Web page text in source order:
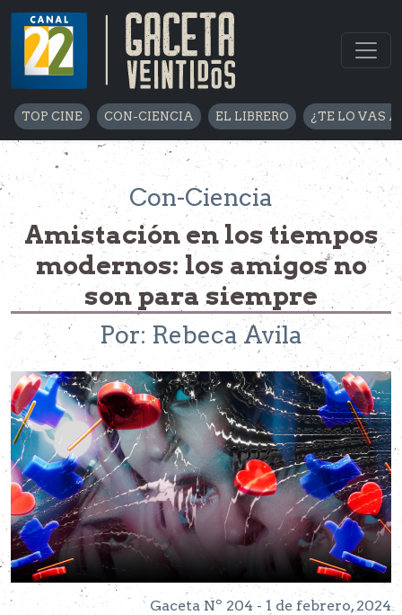
TOP CINE CON-CIENCIA EL LIBRERO ¿TE LO VAS A
Con-Ciencia
Amistación en los tiempos
modernos: los amigos no
son para siempre
Por: Rebeca Avila
Gaceta Nº 204 - 1 de febrero, 2024